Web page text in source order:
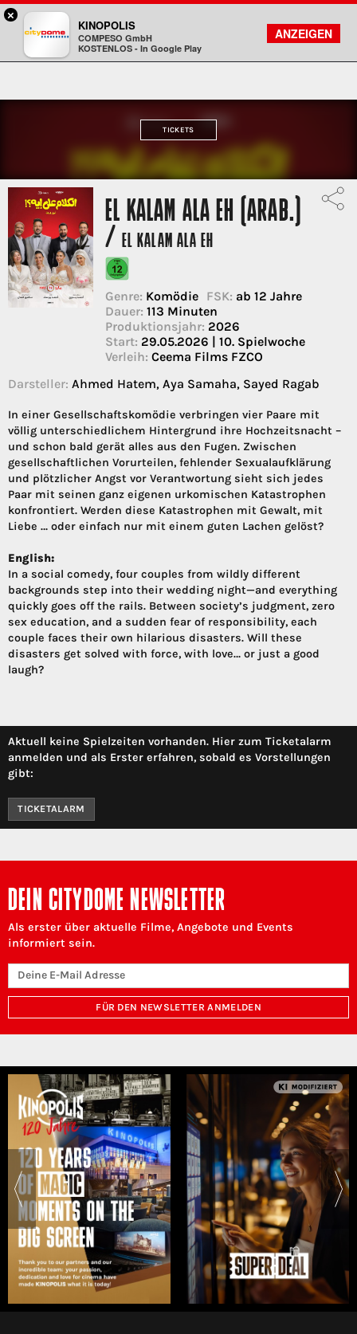
Kinopolis
FILMSUCHE
KONTO
TICKETS
EL KALAM ALA EH (ARAB.)
/EL KALAM ALA EH
Genre: Komödie FSK: ab 12 Jahre
Dauer: 113 Minuten
Produktionsjahr: 2026
Start: 29.05.2026 | 10. Spielwoche
Verleih: Ceema Films FZCO
Darsteller: Ahmed Hatem, Aya Samaha, Sayed Ragab
In einer Gesellschaftskomödie verbringen vier Paare mit
völlig unterschiedlichem Hintergrund ihre Hochzeitsnacht –
und schon bald gerät alles aus den Fugen. Zwischen
gesellschaftlichen Vorurteilen, fehlender Sexualaufklärung
und plötzlicher Angst vor Verantwortung sieht sich jedes
Paar mit seinen ganz eigenen urkomischen Katastrophen
konfrontiert. Werden diese Katastrophen mit Gewalt, mit
Liebe … oder einfach nur mit einem guten Lachen gelöst?
English:
In a social comedy, four couples from wildly different
backgrounds step into their wedding night—and everything
quickly goes off the rails. Between society’s judgment, zero
sex education, and a sudden fear of responsibility, each
couple faces their own hilarious disasters. Will these
disasters get solved with force, with love… or just a good
laugh?
Aktuell keine Spielzeiten vorhanden. Hier zum Ticketalarm
anmelden und als Erster erfahren, sobald es Vorstellungen
gibt:
TICKETALARM
DEIN CITYDOME NEWSLETTER
Als erster über aktuelle Filme, Angebote und Events
informiert sein.
FÜR DEN NEWSLETTER ANMELDEN
×
KINOPOLIS
COMPESO GmbH
KOSTENLOS - In Google Play
ANZEIGEN